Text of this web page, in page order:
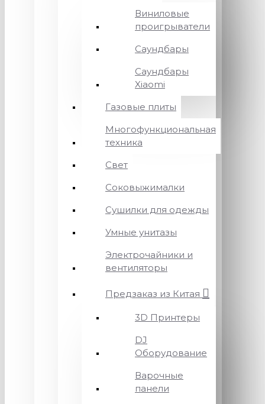
Виниловые
проигрыватели
Саундбары
Саундбары
Xiaomi
Газовые плиты
Многофункциональная
техника
Свет
Соковыжималки
Сушилки для одежды
Умные унитазы
Электрочайники и
вентиляторы
Предзаказ из Китая
3D Принтеры
DJ
Оборудование
Варочные
панели